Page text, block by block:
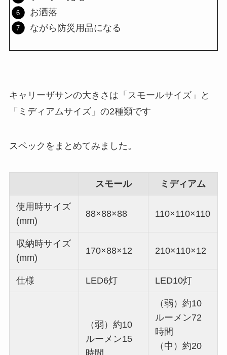
お洒落
ながら防災用品になる
キャリーザサンの大きさは「スモールサイズ」と
「ミディアムサイズ」の2種類です
スペックをまとめてみました。
スモール ミディアム
使用時サイズ
(mm)
88×88×88 110×110×110
収納時サイズ
(mm)
170×88×12 210×110×12
仕様 LED6灯 LED10灯
（弱）約10
ルーメン15
時間
（弱）約10
ルーメン72
時間
（中）約20